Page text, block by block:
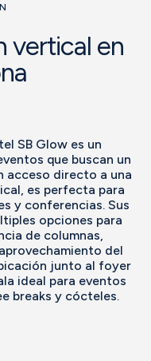
vertical en
SB Glow es un
que buscan un
acceso directo a una
es perfecta para
y conferencias. Sus
opciones para
de columnas,
del
junto al foyer
ideal para eventos
breaks y cócteles.